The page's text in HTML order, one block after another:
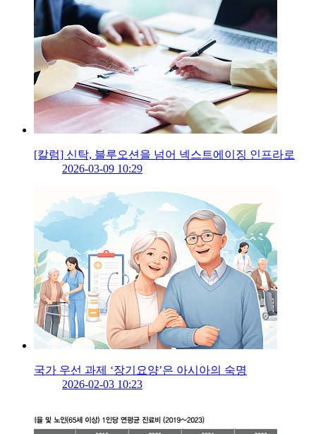
[칼럼] 신탁, 블루오션을 넘어 넥스트에이징 인프라로
2026-03-09 10:29
국가 우선 과제 ‘장기요양’은 아시아의 숙명
2026-02-03 10:23